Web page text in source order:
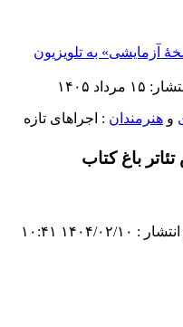
آزمایشی» به تلویزیون
مرداد ۱۴۰۵
و هنرمندان : اجراهای تازه
باغ کتاب
: ۱۴۰۴/۰۲/۱۰ ۱۰:۴۱